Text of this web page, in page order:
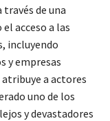
de una
acceso a las
incluyendo
y empresas
a actores
uno de los
y devastadores